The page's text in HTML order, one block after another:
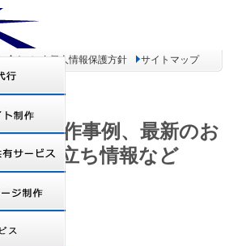
合わせ 個人情報保護方針 サイトマップ
制作事例、最新のお
お役立ち情報など
12月 2008